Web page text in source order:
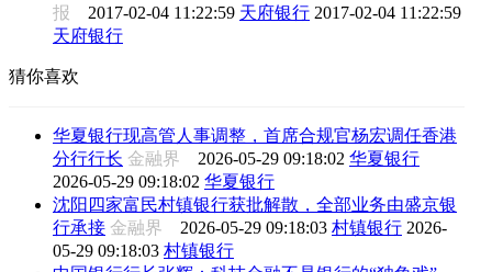
报 2017-02-04 11:22:59 天府银行 2017-02-04 11:22:59
天府银行
猜你喜欢
华夏银行现高管人事调整，首席合规官杨宏调任香港
分行行长 金融界 2026-05-29 09:18:02 华夏银行
2026-05-29 09:18:02 华夏银行
沈阳四家富民村镇银行获批解散，全部业务由盛京银
行承接 金融界 2026-05-29 09:18:03 村镇银行 2026-
05-29 09:18:03 村镇银行